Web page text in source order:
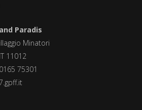
Paradis
Minatori
11012
75301